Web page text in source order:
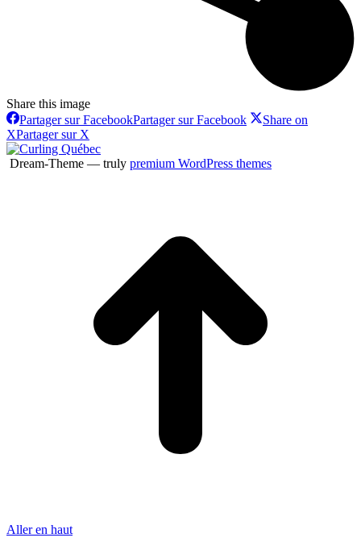
Share this image
Partager sur FacebookPartager sur Facebook
Share on
XPartager sur X
Dream-Theme — truly premium WordPress themes
Aller en haut